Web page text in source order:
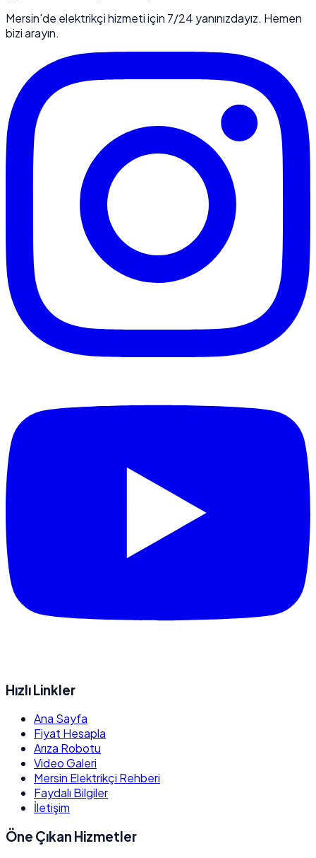
Mersin'de elektrikçi hizmeti için 7/24 yanınızdayız. Hemen
bizi arayın.
Hızlı Linkler
Ana Sayfa
Fiyat Hesapla
Arıza Robotu
Video Galeri
Mersin Elektrikçi Rehberi
Faydalı Bilgiler
İletişim
Öne Çıkan Hizmetler